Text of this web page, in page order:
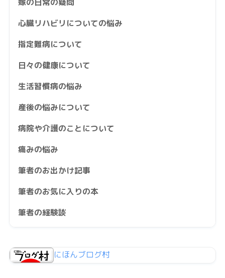
心臓リハビリについての悩み
指定難病について
日々の健康について
生活習慣病の悩み
産後の悩みについて
病院や介護のことについて
痛みの悩み
筆者のお出かけ記事
筆者のお気に入りの本
筆者の経験談
にほんブログ村